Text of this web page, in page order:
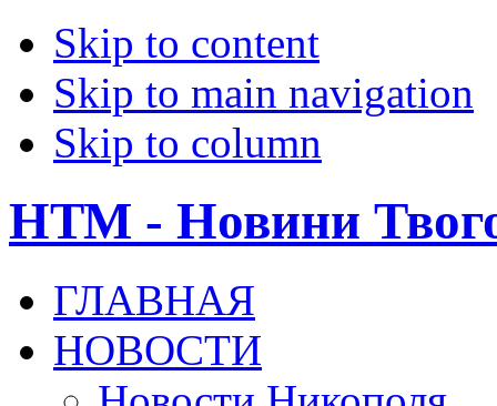
Skip to content
Skip to main navigation
Skip to column
НТМ - Новини
ГЛАВНАЯ
НОВОСТИ